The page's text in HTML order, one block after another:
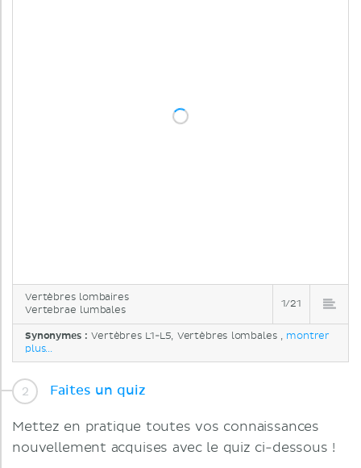
Vertèbres lombaires
Vertebrae lumbales
1/21
Synonymes :Vertèbres L1-L5, Vertèbres lombales , montrer
plus...
Faites un quiz
Mettez en pratique toutes vos connaissances
nouvellement acquises avec le quiz ci-dessous !